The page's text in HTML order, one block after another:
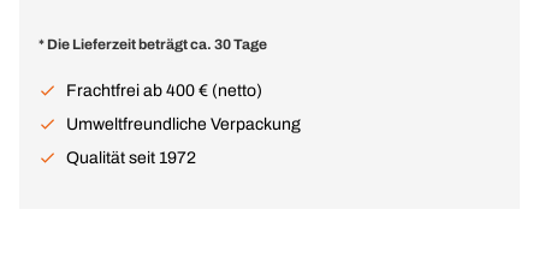
* Die Lieferzeit beträgt ca. 30 Tage
Frachtfrei ab 400 € (netto)
Umweltfreundliche Verpackung
Qualität seit 1972